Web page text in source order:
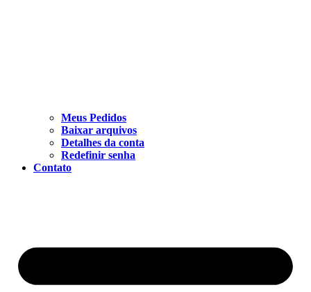
Meus Pedidos
Baixar arquivos
Detalhes da conta
Redefinir senha
Contato